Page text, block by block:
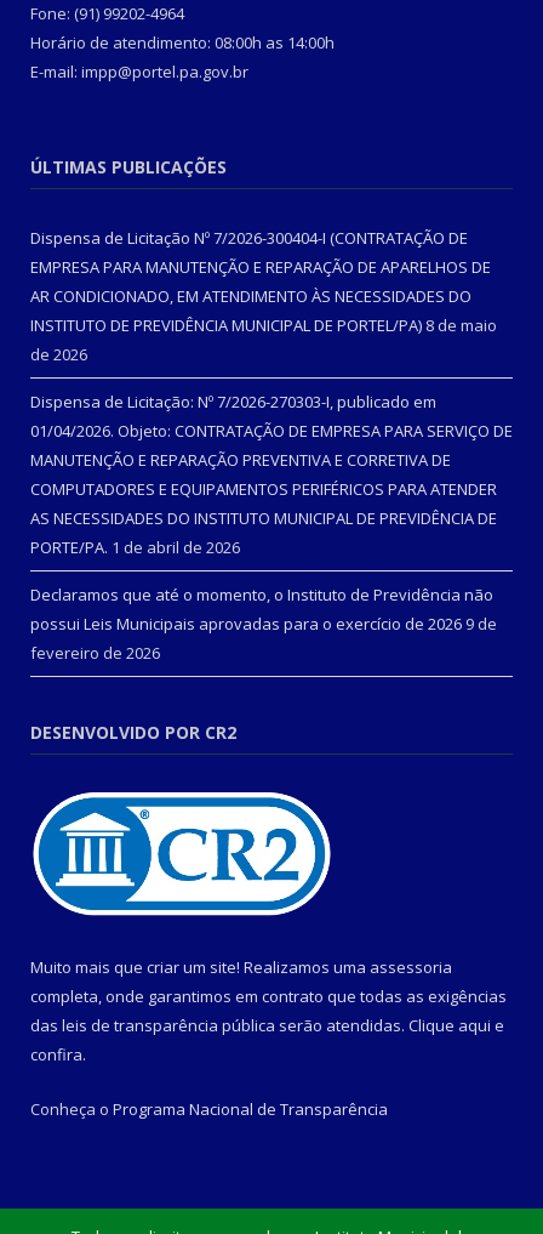
Fone: (91) 99202-4964
Horário de atendimento: 08:00h as 14:00h
E-mail: impp@portel.pa.gov.br
ÚLTIMAS PUBLICAÇÕES
Dispensa de Licitação Nº 7/2026-300404-I (CONTRATAÇÃO DE
EMPRESA PARA MANUTENÇÃO E REPARAÇÃO DE APARELHOS DE
AR CONDICIONADO, EM ATENDIMENTO ÀS NECESSIDADES DO
INSTITUTO DE PREVIDÊNCIA MUNICIPAL DE PORTEL/PA) 8 de maio
de 2026
Dispensa de Licitação: Nº 7/2026-270303-I, publicado em
01/04/2026. Objeto: CONTRATAÇÃO DE EMPRESA PARA SERVIÇO DE
MANUTENÇÃO E REPARAÇÃO PREVENTIVA E CORRETIVA DE
COMPUTADORES E EQUIPAMENTOS PERIFÉRICOS PARA ATENDER
AS NECESSIDADES DO INSTITUTO MUNICIPAL DE PREVIDÊNCIA DE
PORTE/PA. 1 de abril de 2026
Declaramos que até o momento, o Instituto de Previdência não
possui Leis Municipais aprovadas para o exercício de 2026 9 de
fevereiro de 2026
DESENVOLVIDO POR CR2
Muito mais que criar um site! Realizamos uma assessoria
completa, onde garantimos em contrato que todas as exigências
das leis de transparência pública serão atendidas. Clique aqui e
confira.
Conheça o Programa Nacional de Transparência